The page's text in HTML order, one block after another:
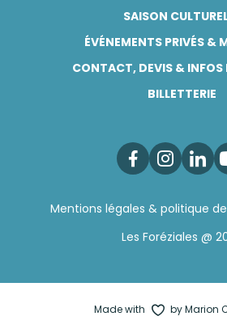
SAISON
ÉVÉNEMENTS PRIVÉS &
CONTACT, DEVIS & INFOS
BILLETTERIE
Facebook
Mentions légales & politique
Les Foréziales @
Made with by Marion